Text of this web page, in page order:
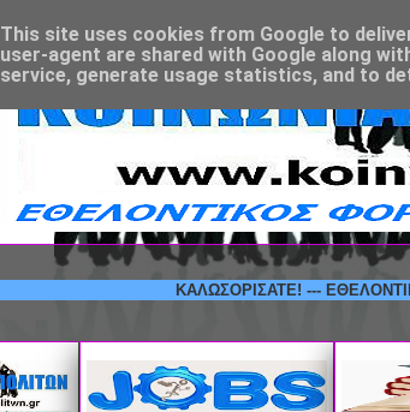
ΚΑΛΩΣΟΡΙΣΑΤΕ! --- ΕΘΕΛΟΝΤΙΚΟΣ
This site uses cookies from Google to
user-agent are shared with Google along
service, generate usage statistics, and to